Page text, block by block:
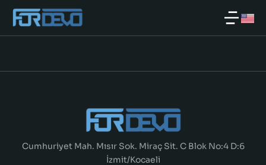
Cumhuriyet Mah. Mısır Sok. Miraç Sit. C Blok No:4 D:6
İzmit/Kocaeli